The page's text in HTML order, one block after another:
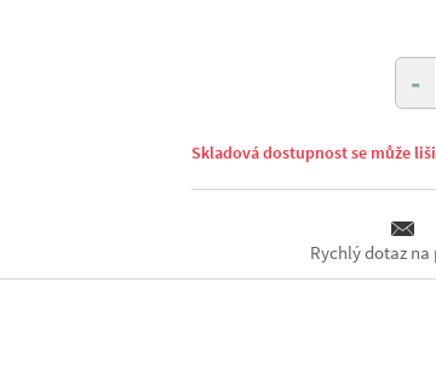
-
Skladová dostupnost se může
Rychlý dotaz na